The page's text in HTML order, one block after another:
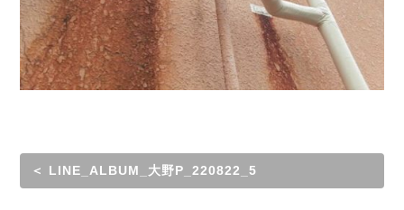
＜ LINE_ALBUM_大野P_220822_5